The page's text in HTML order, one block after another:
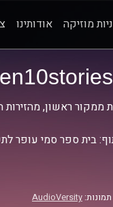
מוזיקה אודותינו
ממקור ראשון, מהזירות השונות
בית ספר סמי עופר
AudioVersity